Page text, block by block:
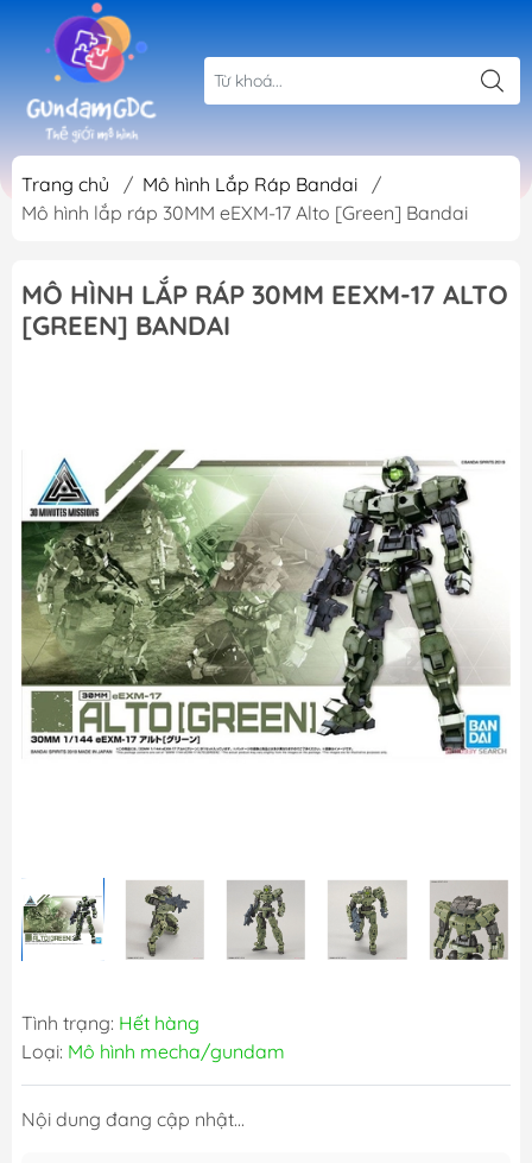
Trang chủ / Mô hình Lắp Ráp Bandai
/
Mô hình lắp ráp 30MM eEXM-17 Alto [Green] Bandai
MÔ HÌNH LẮP RÁP 30MM EEXM-17 ALTO
[GREEN] BANDAI
Tình trạng: Hết hàng
Loại: Mô hình mecha/gundam
Nội dung đang cập nhật...